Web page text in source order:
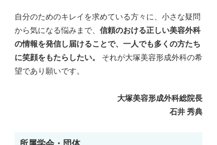
自分のためのキレイを求めている方々に、小さな疑問
から気になる悩みまで、 信頼のおける正しい美容外科
の情報を発信し届けることで、一人でも多くの方たち
に笑顔をもたらしたい。
それが大塚美容形成外科の希
望であり願いです。
大塚美容形成外科総院長
石井 秀典